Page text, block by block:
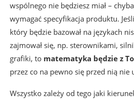
wspólnego nie będziesz miał –
wymagać specyfikacja produktu.
który będzie bazował na językach
zajmował się, np. sterownikami,
grafiki, to matematyka będzie z
przez co na pewno się przed nią nie
Wszystko zależy od tego jaki